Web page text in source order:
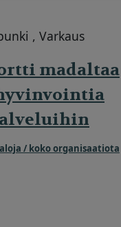
, Varkaus
madaltaa
/ koko organisaatiota